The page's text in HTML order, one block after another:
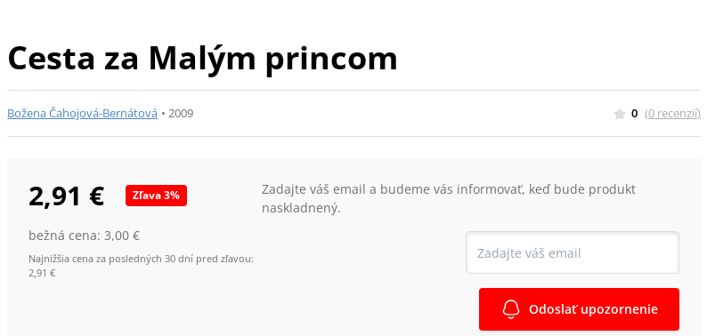
Cesta za Malým princom
Božena Čahojová-Bernátová •2009 0 (0 recenzií)
2,91 € Zľava3%
bežná cena:3,00 €
Najnižšia cena za posledných 30 dní pred zľavou:
2,91 €
Zadajte váš email a budeme vás informovať, keď bude produkt
naskladnený.
Odoslať upozornenie